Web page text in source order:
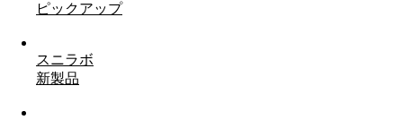
ピックアップ
スニラボ
新製品